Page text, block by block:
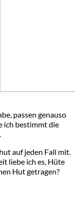
passen genauso
ich bestimmt die
auf jeden Fall mit.
liebe ich es, Hüte
Hut getragen?